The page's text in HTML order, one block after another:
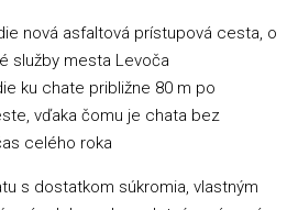
nová asfaltová prístupová cesta, o
služby mesta Levoča
ku chate približne 80 m po
vďaka čomu je chata bez
celého roka
s dostatkom súkromia, vlastným